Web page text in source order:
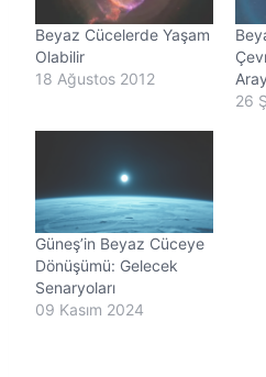
.
Beyaz Cücelerde Yaşam
Olabilir
18 Ağustos 2012
26
Güneş’in Beyaz Cüceye
Dönüşümü: Gelecek
Senaryoları
09 Kasım 2024